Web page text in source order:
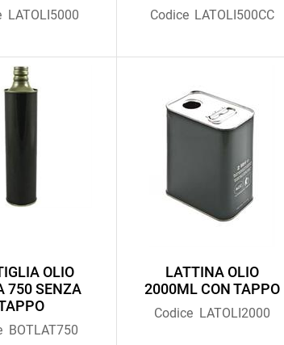
LATOLI5000 Codice LATOLI500CC
OLIO
750 SENZA
BOTLAT750
LATTINA OLIO
2000ML CON TAPPO
Codice LATOLI2000